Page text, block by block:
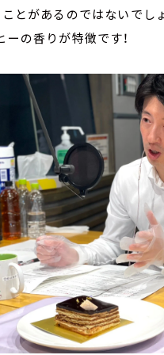
とがあるのではないでし
の香りが特徴です！